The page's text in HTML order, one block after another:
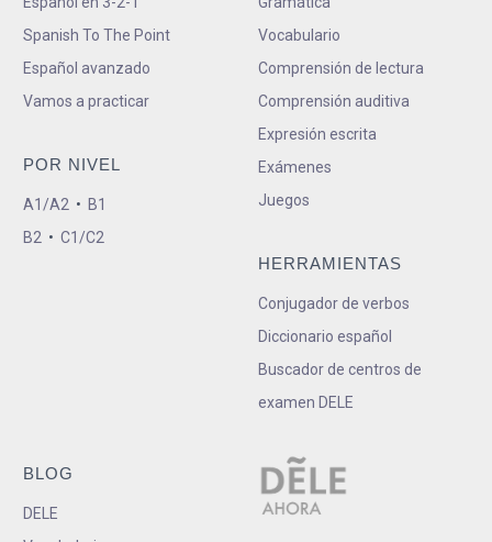
Spanish To The Point
Español avanzado
Vamos a practicar
POR NIVEL
A1/A2 • B1
B2 • C1/C2
Vocabulario
Comprensión de lectura
Comprensión auditiva
Expresión escrita
Exámenes
Juegos
HERRAMIENTAS
Conjugador de verbos
Diccionario español
Buscador de centros de
examen DELE
BLOG
DELE